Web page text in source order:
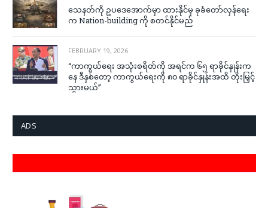
သေနတ်ကို ဥပဒေအောက်မှာ ထားနိုင်မှ ခုခံတော်လှန်ရေး
က Nation-building ကို စတင်နိုင်မည်
FEBRUARY 19, 2026
“ကာကွယ်ရေး အသုံးစရိတ်ကို အရင်က ၆၅ ရာခိုင်နှုန်းက
နေ ဒီနှစ်တော့ ကာကွယ်ရေးကို ၈၀ ရာခိုင်နှုန်းအထိ တိုးမြှင့်
သွားမယ်”
ADS